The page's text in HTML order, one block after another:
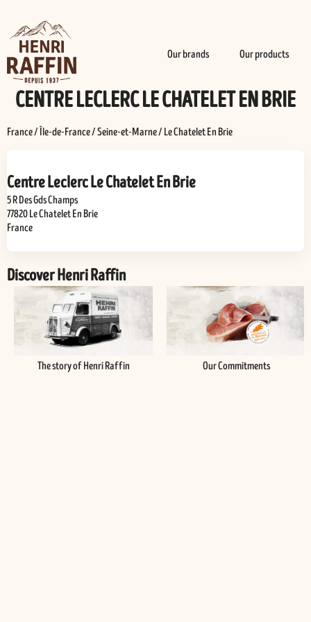
Our brands Our products
CENTRE LECLERC LE CHATELET EN BRIE
France/ Île-de-France/Seine-et-Marne/ Le Chatelet En Brie
Centre Leclerc Le Chatelet En Brie
5 R Des Gds Champs
77820Le Chatelet En Brie
France
Discover Henri Raffin
The story of Henri Raffin Our Commitments